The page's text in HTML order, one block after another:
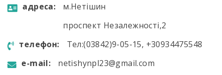
aдресa:
м.Нетішин
проспект Незалежності,2
телефон:
Тел:(03842)9-05-15, +30934475548
e-mail:
netishynpl23@gmail.com